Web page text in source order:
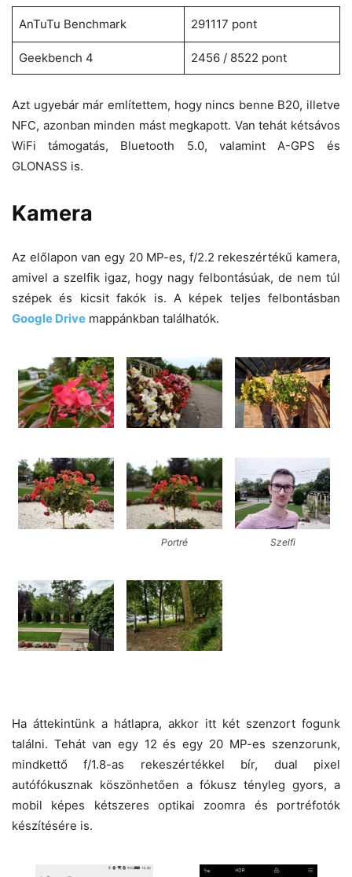
AnTuTu Benchmark 291117 pont
Geekbench 4 2456 / 8522 pont
Azt ugyebár már említettem, hogy nincs benne B20, illetve
NFC, azonban minden mást megkapott. Van tehát kétsávos
WiFi támogatás, Bluetooth 5.0, valamint A-GPS és
GLONASS is.
Kamera
Az előlapon van egy 20 MP-es, f/2.2 rekeszértékű kamera,
amivel a szelfik igaz, hogy nagy felbontásúak, de nem túl
szépek és kicsit fakók is. A képek teljes felbontásban
Google Drive mappánkban találhatók.
Portré Szelfi
Ha áttekintünk a hátlapra, akkor itt két szenzort fogunk
találni. Tehát van egy 12 és egy 20 MP-es szenzorunk,
mindkettő f/1.8-as rekeszértékkel bír, dual pixel
autófókusznak köszönhetően a fókusz tényleg gyors, a
mobil képes kétszeres optikai zoomra és portréfotók
készítésére is.